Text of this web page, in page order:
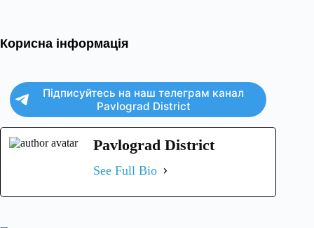
Корисна інформація
Підписуйтесь на наш телеграм канал
Pavlograd District
Pavlograd District
See Full Bio